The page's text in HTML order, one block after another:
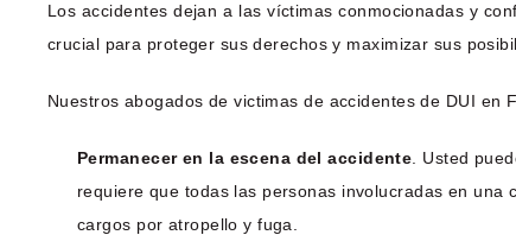
Los accidentes dejan a las víctimas conmocionadas y
crucial para proteger sus derechos y maximizar sus
Nuestros abogados de victimas de accidentes de DUI en
Permanecer en la escena del accidente . Usted
requiere que todas las personas involucradas en
cargos por atropello y fuga.